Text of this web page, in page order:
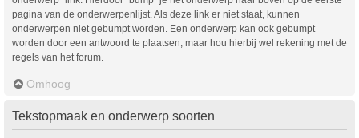
pagina van de onderwerpenlijst. Als deze link er niet staat, kunnen
onderwerpen niet gebumpt worden. Een onderwerp kan ook gebumpt
worden door een antwoord te plaatsen, maar hou hierbij wel rekening met de
regels van het forum.
Omhoog
Tekstopmaak en onderwerp soorten